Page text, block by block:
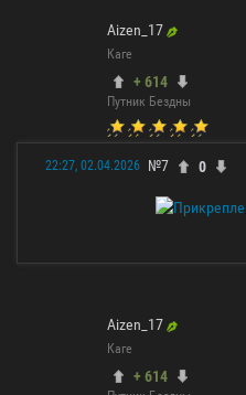
Aizen_17
Каге
+ 614
Путник Бездны
22:27, 02.04.2026 №7 0
Aizen_17
Каге
+ 614